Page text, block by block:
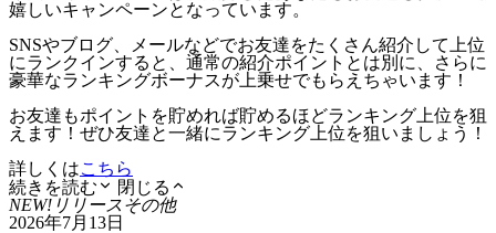
嬉しいキャンペーンとなっています。
SNSやブログ、メールなどでお友達をたくさん紹介して上位
にランクインすると、通常の紹介ポイントとは別に、さらに
豪華なランキングボーナスが上乗せでもらえちゃいます！
お友達もポイントを貯めれば貯めるほどランキング上位を狙
えます！ぜひ友達と一緒にランキング上位を狙いましょう！
詳しくはこちら
続きを読む
閉じる
NEW! リリースその他
2026年7月13日